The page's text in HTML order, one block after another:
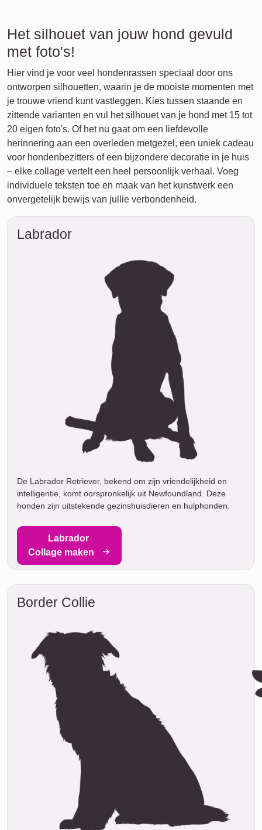
Het silhouet van jouw hond gevuld
met foto's!
Hier vind je voor veel hondenrassen speciaal door ons
ontworpen silhouetten, waarin je de mooiste momenten met
je trouwe vriend kunt vastleggen. Kies tussen staande en
zittende varianten en vul het silhouet van je hond met 15 tot
20 eigen foto's. Of het nu gaat om een liefdevolle
herinnering aan een overleden metgezel, een uniek cadeau
voor hondenbezitters of een bijzondere decoratie in je huis
– elke collage vertelt een heel persoonlijk verhaal. Voeg
individuele teksten toe en maak van het kunstwerk een
onvergetelijk bewijs van jullie verbondenheid.
Labrador
De Labrador Retriever, bekend om zijn vriendelijkheid en
intelligentie, komt oorspronkelijk uit Newfoundland. Deze
honden zijn uitstekende gezinshuisdieren en hulphonden.
Labrador
Collage maken
Border Collie